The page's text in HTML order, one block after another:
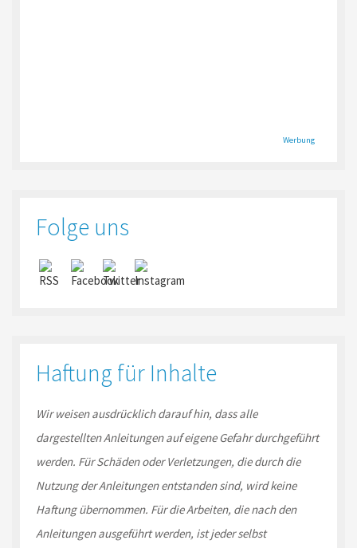
Werbung
Folge uns
Haftung für Inhalte
Wir weisen ausdrücklich darauf hin, dass alle
dargestellten Anleitungen auf eigene Gefahr durchgeführt
werden. Für Schäden oder Verletzungen, die durch die
Nutzung der Anleitungen entstanden sind, wird keine
Haftung übernommen. Für die Arbeiten, die nach den
Anleitungen ausgeführt werden, ist jeder selbst